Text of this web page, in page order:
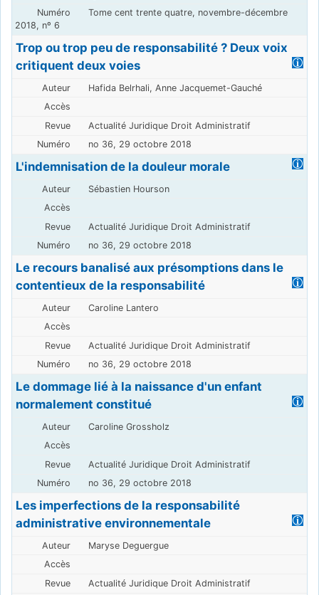
Tome cent trente quatre, novembre-décembre
2018, nº 6
Trop ou trop peu de responsabilité ? Deux voix
critiquent deux voies
Hafida Belrhali, Anne Jacquemet-Gauché
Actualité Juridique Droit Administratif
no 36, 29 octobre 2018
L'indemnisation de la douleur morale
Sébastien Hourson
Actualité Juridique Droit Administratif
no 36, 29 octobre 2018
Le recours banalisé aux présomptions dans le
contentieux de la responsabilité
Caroline Lantero
Actualité Juridique Droit Administratif
no 36, 29 octobre 2018
Le dommage lié à la naissance d'un enfant
normalement constitué
Caroline Grossholz
Actualité Juridique Droit Administratif
no 36, 29 octobre 2018
Les imperfections de la responsabilité
administrative environnementale
Maryse Deguergue
Actualité Juridique Droit Administratif